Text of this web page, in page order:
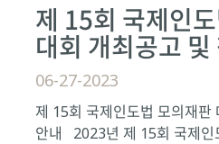
제 15회 국제인
대회 개최공고 및
06-27-2023
제 15회 국제인도법 모의재판
안내 2023년 제 15회 국제인